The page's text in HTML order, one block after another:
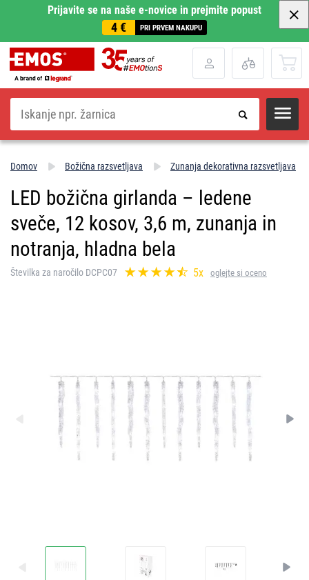
Prijavite se na naše e-novice in prejmite popust
4 € PRI PRVEM NAKUPU
Iskanje
Domov Božična razsvetljava Zunanja dekorativna razsvetljava
LED božična girlanda – ledene
sveče, 12 kosov, 3,6 m, zunanja in
notranja, hladna bela
Številka za naročilo DCPC07 5x oglejte si oceno